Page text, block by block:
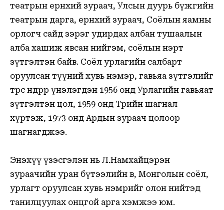
театрын ерөнхий зураач, Улсын дуурь бүжгийн
театрын дарга, ерөнхий зураач, Соёлын яамны
орлогч сайд зэрэг удирдах албан тушаалын
алба хашиж явсан нийгэм, соёлын нэрт
зүтгэлтэн байв. Соёл урлагийн салбарт
оруулсан түүний хувь нэмэр, гавьяа зүтгэлийг
төрөөс өндрөөр үнэлэгдэн 1956 онд Урлагийн гавьяат
зүтгэлтэн цол, 1959 онд Төрийн шагнал
хүртэж, 1973 онд Ардын зураач цолоор
шагнагджээ.
Энэхүү үзэсгэлэн нь Л.Намхайцэрэн
зураачийн уран бүтээлийн өв, Монголын соёл,
урлагт оруулсан хувь нэмрийг олон нийтэд
танилцуулах онцгой арга хэмжээ юм.